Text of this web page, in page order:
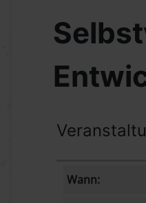
Wann: